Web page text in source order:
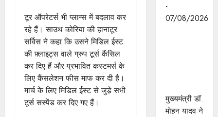
टूर ऑपरेटर्स भी प्लान्स में बदलाव कर
रहे हैं। साउथ कोरिया की हानाटूर
सर्विस ने कहा कि उसने मिडिल ईस्ट
की फ़्लाइट्स वाले ग्रुप टूर्स कैंसिल
कर दिए हैं और प्रभावित कस्टमर्स के
लिए कैंसलेशन फीस माफ कर दी है।
मार्च के लिए मिडिल ईस्ट से जुड़े सभी
टूर्स सस्पेंड कर दिए गए हैं।
-
07/08/2026
मुख्यमंत्री डॉ.
मोहन यादव ने